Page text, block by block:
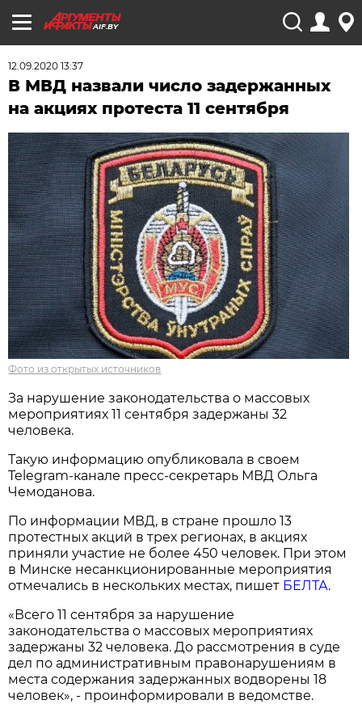
AIF.BY
12.09.2020 13:37
В МВД назвали число задержанных
на акциях протеста 11 сентября
Фото из открытых источников
За нарушение законодательства о массовых
мероприятиях 11 сентября задержаны 32
человека.
Такую информацию опубликовала в своем
Telegram-канале пресс-секретарь МВД Ольга
Чемоданова.
По информации МВД, в стране прошло 13
протестных акций в трех регионах, в акциях
приняли участие не более 450 человек. При этом
в Минске несанкционированные мероприятия
отмечались в нескольких местах, пишет БЕЛТА.
«Всего 11 сентября за нарушение
законодательства о массовых мероприятиях
задержаны 32 человека. До рассмотрения в суде
дел по административным правонарушениям в
места содержания задержанных водворены 18
человек», - проинформировали в ведомстве.